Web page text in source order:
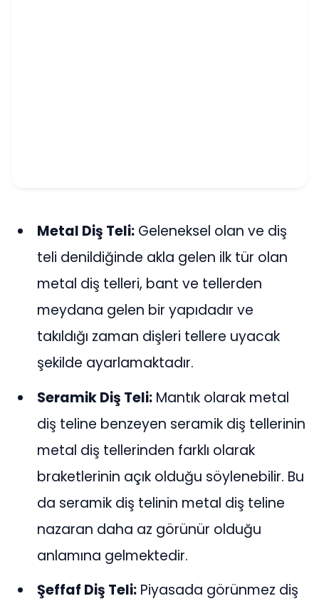
Metal Diş Teli: Geleneksel olan ve diş
teli denildiğinde akla gelen ilk tür olan
metal diş telleri, bant ve tellerden
meydana gelen bir yapıdadır ve
takıldığı zaman dişleri tellere uyacak
şekilde ayarlamaktadır.
Seramik Diş Teli: Mantık olarak metal
diş teline benzeyen seramik diş tellerinin
metal diş tellerinden farklı olarak
braketlerinin açık olduğu söylenebilir. Bu
da seramik diş telinin metal diş teline
nazaran daha az görünür olduğu
anlamına gelmektedir.
Şeffaf Diş Teli: Piyasada görünmez diş